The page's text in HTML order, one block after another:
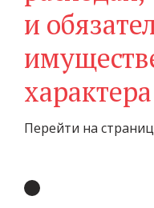
и
характера
Перейти на